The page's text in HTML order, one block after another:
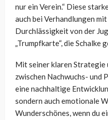
nur ein Verein.“ Diese
auch bei Verhandlungen
Durchlässigkeit von der
„Trumpfkarte“, die Schalke
Mit seiner klaren Strategie
zwischen Nachwuchs- und
eine nachhaltige
sondern auch emotionale
Wunderschönes, wenn du